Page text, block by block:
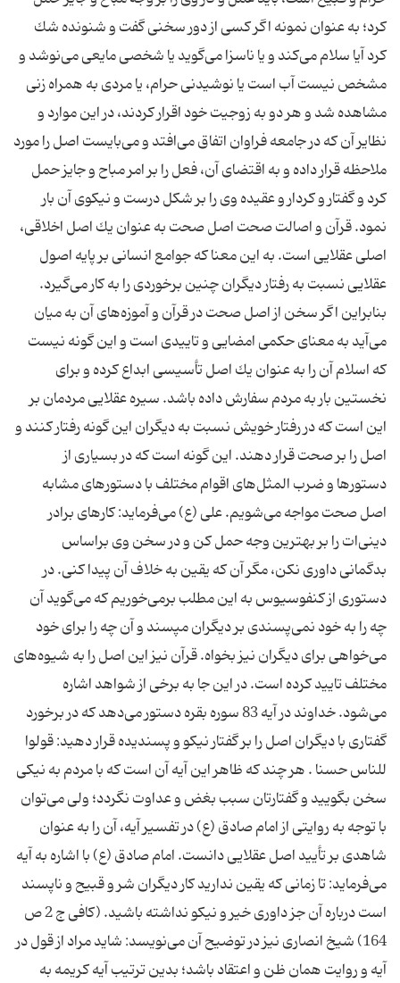
كرد؛ به عنوان نمونه اگر كسی از دور سخنی گفت و شنونده شك
كرد آیا سلام می‌كند و یا ناسزا می‌گوید یا شخصی مایعی می‌نوشد و
مشخص نیست آب است یا نوشیدنی حرام، یا مردی به همراه زنی
مشاهده شد و هر دو به زوجیت خود اقرار كردند، در این موارد و
نظایر آن كه در جامعه فراوان اتفاق می‌افتد و می‌بایست اصل را مورد
ملاحظه قرار داده و به اقتضای آن، فعل را بر امر مباح و جایز حمل
كرد و گفتار و كردار و عقیده وی را بر شكل درست و نیكوی آن بار
نمود. قرآن و اصالت صحت اصل صحت به عنوان یك اصل اخلاقی،
اصلی عقلایی است. به این معنا كه جوامع انسانی بر پایه اصول
عقلایی نسبت به رفتار دیگران چنین برخوردی را به كار می‌گیرد.
بنابراین اگر سخن از اصل صحت در قرآن و آموزه‌های آن به میان
می‌آید به معنای حكمی امضایی و تاییدی است و این گونه نیست
كه اسلام آن را به عنوان یك اصل تأسیسی ابداع كرده و برای
نخستین بار به مردم سفارش داده باشد. سیره عقلایی مردمان بر
این است كه در رفتار خویش نسبت به دیگران این گونه رفتار كنند و
اصل را بر صحت قرار دهند. این گونه است كه در بسیاری از
دستورها و ضرب المثل‌های اقوام مختلف با دستورهای مشابه
اصل صحت مواجه می‌شویم. علی (ع) می‌فرماید: كارهای برادر
دینی‌ات را بر بهترین وجه حمل كن و در سخن وی براساس
بدگمانی داوری نكن، مگر آن كه یقین به خلاف آن پیدا كنی. در
دستوری از كنفوسیوس به این مطلب برمی‌خوریم كه می‌گوید آن
چه را به خود نمی‌پسندی بر دیگران مپسند و آن چه را برای خود
می‌خواهی برای دیگران نیز بخواه. قرآن نیز این اصل را به شیوه‌های
مختلف تایید كرده است. در این جا به برخی از شواهد اشاره
می‌شود. خداوند در آیه 83 سوره بقره دستور می‌دهد كه در برخورد
گفتاری با دیگران اصل را بر گفتار نیكو و پسندیده قرار دهید: قولوا
للناس حسنا . هر چند كه ظاهر این آیه آن است كه با مردم به نیكی
سخن بگویید و گفتارتان سبب بغض و عداوت نگردد؛ ولی می‌توان
با توجه به روایتی از امام صادق (ع) در تفسیر آیه، آن را به عنوان
شاهدی بر تأیید اصل عقلایی دانست. امام صادق (ع) با اشاره به آیه
می‌فرماید: تا زمانی كه یقین ندارید كار دیگران شر و قبیح و ناپسند
است درباره آن جز داوری خیر و نیكو نداشته باشید. (كافی ج 2 ص
164) شیخ انصاری نیز در توضیح آن می‌نویسد: شاید مراد از قول در
آیه و روایت همان ظن و اعتقاد باشد؛ بدین ترتیب آیه كریمه به